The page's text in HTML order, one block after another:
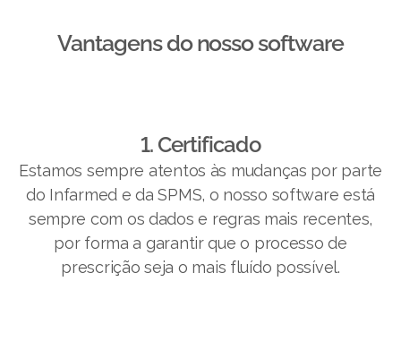
Vantagens do nosso software​
1. Certificado
Estamos sempre atentos às mudanças por parte
do Infarmed e da SPMS, o nosso software está
sempre com os dados e regras mais recentes,
por forma a garantir que o processo de
prescrição seja o mais fluído possível.